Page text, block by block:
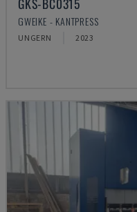
GWEIKE - KANTPRESS
UNGERN 2023